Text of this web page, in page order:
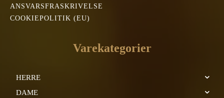
ANSVARSFRASKRIVELSE
COOKIEPOLITIK (EU)
Varekategorier
HERRE
DAME